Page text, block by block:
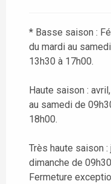
* Basse saison :
du mardi au
13h30 à 17h00.
Haute saison :
au samedi de
18h00.
Très haute saison :
dimanche de
Fermeture